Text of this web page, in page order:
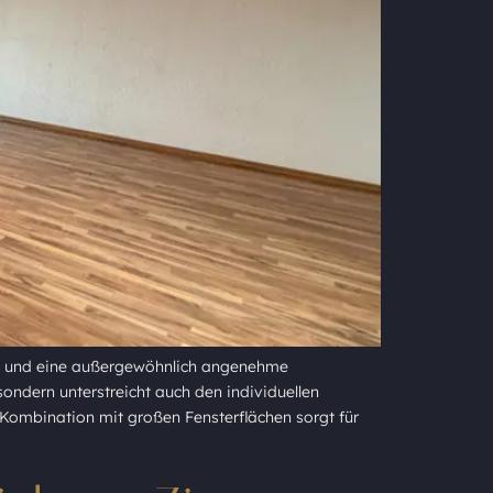
eine außergewöhnlich angenehme
unterstreicht auch den individuellen
mit großen Fensterflächen sorgt für